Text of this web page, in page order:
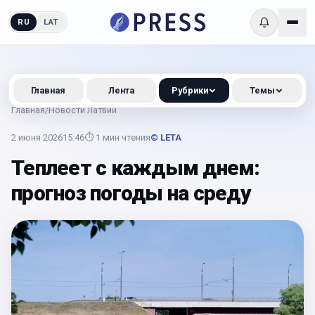
RU LAT
Главная/Новости Латвии
2 июня 202615:46⏱ 1 мин чтения© LETA
Теплеет с каждым днем:
прогноз погоды на среду
Главная Лента Рубрики Темы